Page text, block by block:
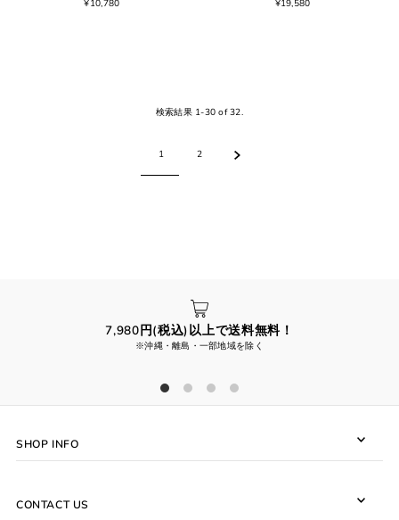
¥10,780
¥19,580
検索結果 1-30 of 32.
1 2
7,980円(税込)以上で送料無料！
※沖縄・離島・一部地域を除く
SHOP INFO
CONTACT US